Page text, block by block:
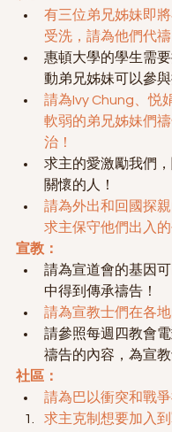
有三位弟兄姊妹即
受洗，請為他們代禱
惠頓大學的學生需
動弟兄姊妹可以參與
請為Ivy Chung、悦
軟弱的弟兄姊妹們
治！
求主的愛激勵我們
關懷的人！
請為外出和回國探親
求主保守他們出入的
宣教：
請為宣道會的基因
中得到傳承禱告！
請為宣教士們在各地
請參照每週四教會
禱告的內容，為宣教
社區：
請為巴以衝突和戰爭
求主克制想要加入